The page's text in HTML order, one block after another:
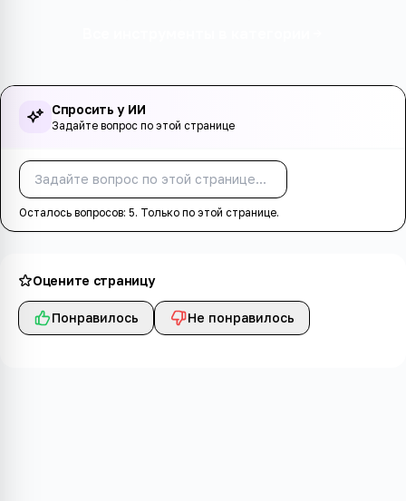
Спросить у ИИ
Задайте вопрос по этой странице
Осталось вопросов: 5. Только по этой странице.
Оцените страницу
Понравилось Не понравилось